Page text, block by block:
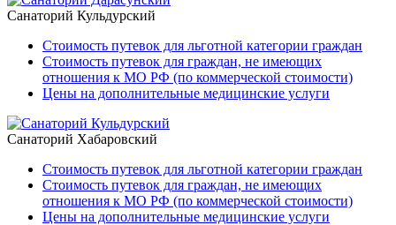
Санаторий Кульдурский
Стоимость путевок для льготной категории граждан
Стоимость путевок для граждан, не имеющих
отношения к МО РФ (по коммерческой стоимости)
Цены на дополнительные медицинские услуги
Санаторий Хабаровский
Стоимость путевок для льготной категории граждан
Стоимость путевок для граждан, не имеющих
отношения к МО РФ (по коммерческой стоимости)
Цены на дополнительные медицинские услуги